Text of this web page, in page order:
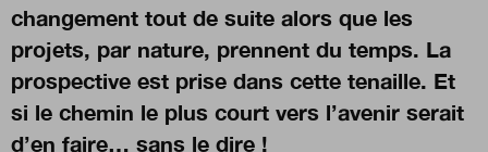
Boutique
Qui sommes-nous ?
changement tout de suite alors que les
projets, par nature, prennent du temps. La
prospective est prise dans cette tenaille. Et
si le chemin le plus court vers l’avenir serait
d’en faire… sans le dire !